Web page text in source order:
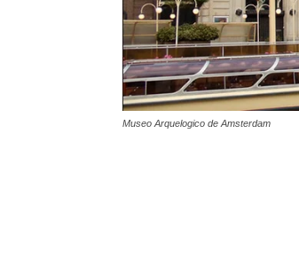
Museo Arquelogico de Amsterdam